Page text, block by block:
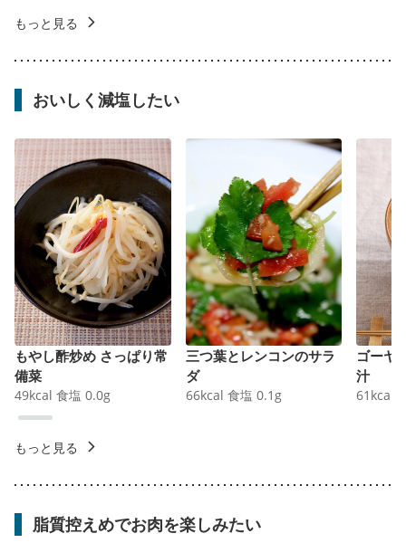
もっと見る
おいしく減塩したい
もやし酢炒め さっぱり常
備菜
49kcal 食塩 0.0g
三つ葉とレンコンのサラ
ダ
66kcal 食塩 0.1 g
ゴーヤ
汁
61 kcal
もっと見る
脂質控えめでお肉を楽しみたい